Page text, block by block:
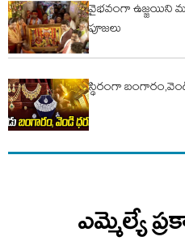
వైభవంగా ఉజ్జయిని
పూజలు
స్థిరంగా
ఎమ్మెల్యే